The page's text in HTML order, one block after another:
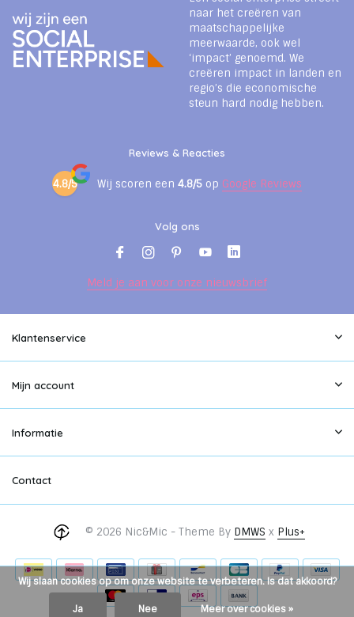
naar het creëren van
maatschappelijke
meerwaarde, ook wel
‘impact’ genoemd. We
creëren impact in landen en
regio’s die economische
steun hard nodig hebben.
Reviews & Reacties
4.8/5 Wij scoren een 4.8/5 op Google Reviews
Volg ons
Meld je aan voor onze nieuwsbrief
Klantenservice
Mijn account
Informatie
Contact
© 2026 Nic&Mic - Theme By DMWS x Plus+
Wij slaan cookies op om onze website te verbeteren. Is dat akkoord?
Ja Nee Meer over cookies »